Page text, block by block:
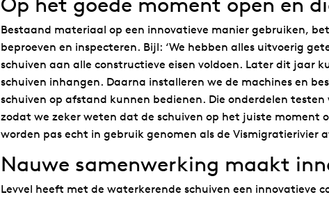
Bestaand materiaal op een innovatieve manier gebruiken,
beproeven en inspecteren. Bijl: ‘We hebben alles uitvoerig
schuiven aan alle constructieve eisen voldoen. Later dit jaar
schuiven inhangen. Daarna installeren we de machines en
schuiven op afstand kunnen bedienen. Die onderdelen
zodat we zeker weten dat de schuiven op het juiste moment
worden pas echt in gebruik genomen als de Vismigratierivier
Nauwe samenwerking maakt
Levvel heeft met de waterkerende schuiven een innovatieve